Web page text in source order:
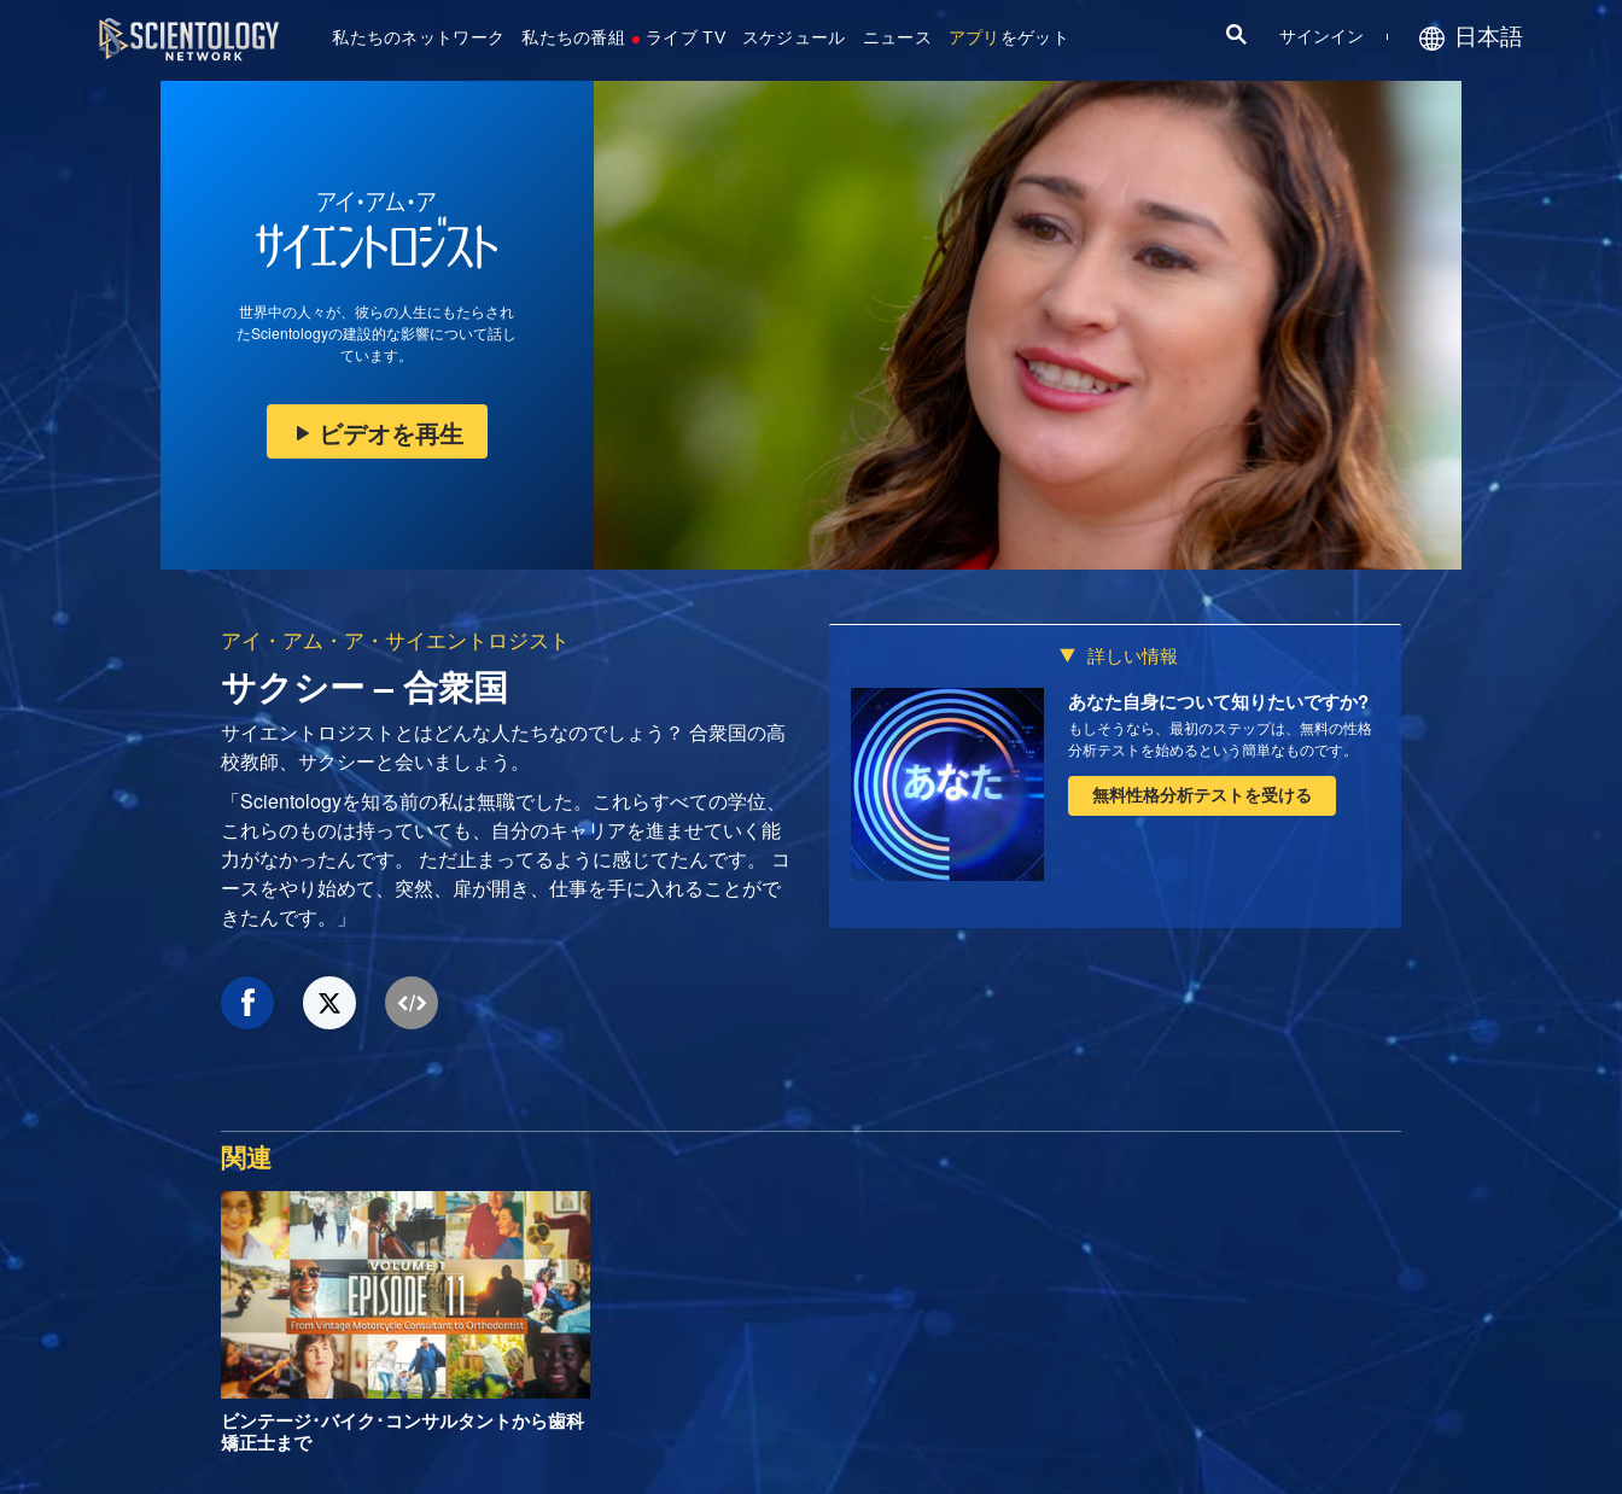
私たちのネットワーク 私たちの番組 ライブ TV スケジュール ニュース アプリ をゲット サインイン 日本語
世界中の人々が、彼らの人生にもたらされ
たScientologyの建設的な影響について話し
ています。
ビデオを再生
アイ・アム・ア・サイエントロジスト
サクシー – 合衆国
サイエントロジストとはどんな人たちなのでしょう？ 合衆国の高
校教師、サクシーと会いましょう。
「Scientologyを知る前の私は無職でした。これらすべての学位、
これらのものは持っていても、自分のキャリアを進ませていく能
力がなかったんです。 ただ止まってるように感じてたんです。 コ
ースをやり始めて、突然、扉が開き、仕事を手に入れることがで
きたんです。」
詳しい情報
あなた自身について知りたいですか?
もしそうなら、最初のステップは、無料の性格
分析テストを始めるという簡単なものです。
無料性格分析テストを受ける
関連
ビンテージ･バイク･コンサルタントから歯科
矯正士まで